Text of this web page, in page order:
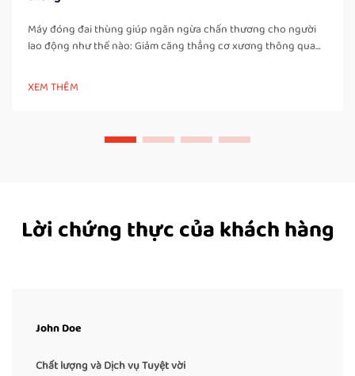
Máy đóng đai thùng giúp ngăn ngừa chấn thương cho người
lao động như thế nào: Giảm căng thẳng cơ xương thông qua
động phải đóng đai thùng bằng tay suốt cả ngày, họ sẽ phải
cúi người nhiều lần, xoay vặn cơ thể và...
XEM THÊM
Lời chứng thực của khách hàng
John Doe
Chất lượng và Dịch vụ Tuyệt vời